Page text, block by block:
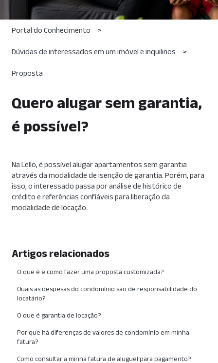
Portal do Conhecimento
Dúvidas de interessados em um imóvel e inquilinos
Proposta
Quero alugar sem garantia,
é possível?
Na Lello, é possível alugar apartamentos sem garantia
através da modalidade de isenção de garantia. Porém, para
isso, o interessado passa por análise de histórico de
crédito e referências confiáveis para liberação da
modalidade de locação.
Artigos relacionados
O que é e como fazer uma proposta customizada?
Quais as despesas do condomínio são de responsabilidade do
locatário?
O que é garantia de locação?
Por que há diferenças de valores de condomínio em minha
fatura?
Como consultar a minha fatura de aluguel para pagamento?